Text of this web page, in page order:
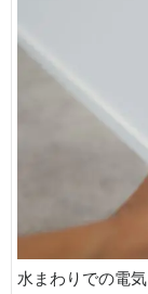
水まわりでの電